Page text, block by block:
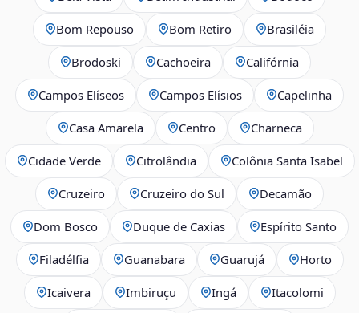
Bom Repouso Bom Retiro Brasiléia
Brodoski Cachoeira Califórnia
Campos Elíseos Campos Elísios Capelinha
Casa Amarela Centro Charneca
Cidade Verde Citrolândia Colônia Santa Isabel
Cruzeiro Cruzeiro do Sul Decamão
Dom Bosco Duque de Caxias Espírito Santo
Filadélfia Guanabara Guarujá Horto
Icaivera Imbiruçu Ingá Itacolomi